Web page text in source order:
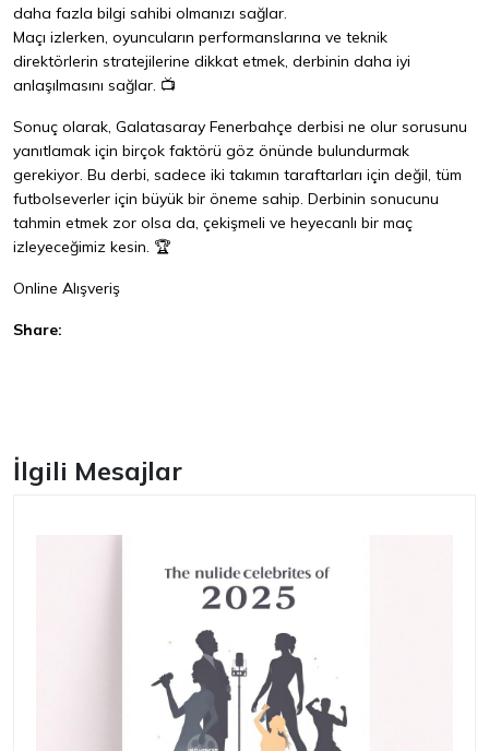
daha fazla bilgi sahibi olmanızı sağlar.
Maçı izlerken, oyuncuların performanslarına ve teknik
direktörlerin stratejilerine dikkat etmek, derbinin daha iyi
anlaşılmasını sağlar. 📺
Sonuç olarak, Galatasaray Fenerbahçe derbisi ne olur sorusunu
yanıtlamak için birçok faktörü göz önünde bulundurmak
gerekiyor. Bu derbi, sadece iki takımın taraftarları için değil, tüm
futbolseverler için büyük bir öneme sahip. Derbinin sonucunu
tahmin etmek zor olsa da, çekişmeli ve heyecanlı bir maç
izleyeceğimiz kesin. 🏆
Online Alışveriş
Share:
İlgili Mesajlar